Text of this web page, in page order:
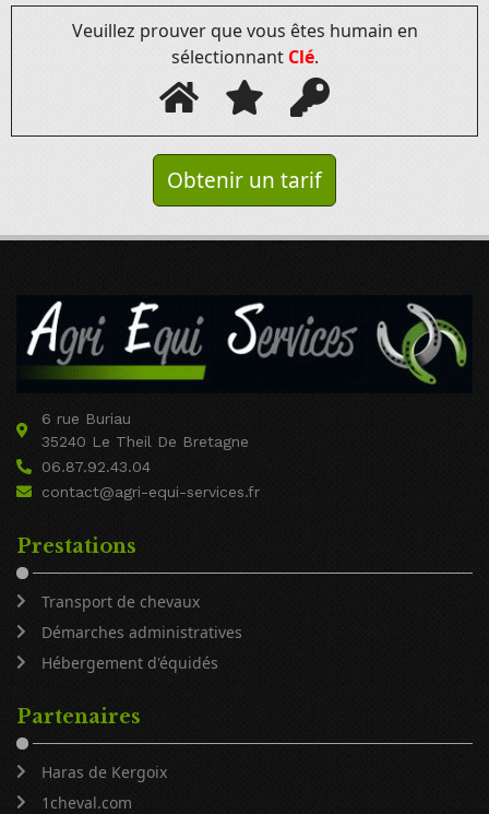
Veuillez prouver que vous êtes humain en
sélectionnant Clé.
6 rue Buriau
35240 Le Theil De Bretagne
06.87.92.43.04
contact@agri-equi-services.fr
Prestations
Transport de chevaux
Démarches administratives
Hébergement d'équidés
Partenaires
Haras de Kergoix
1cheval.com